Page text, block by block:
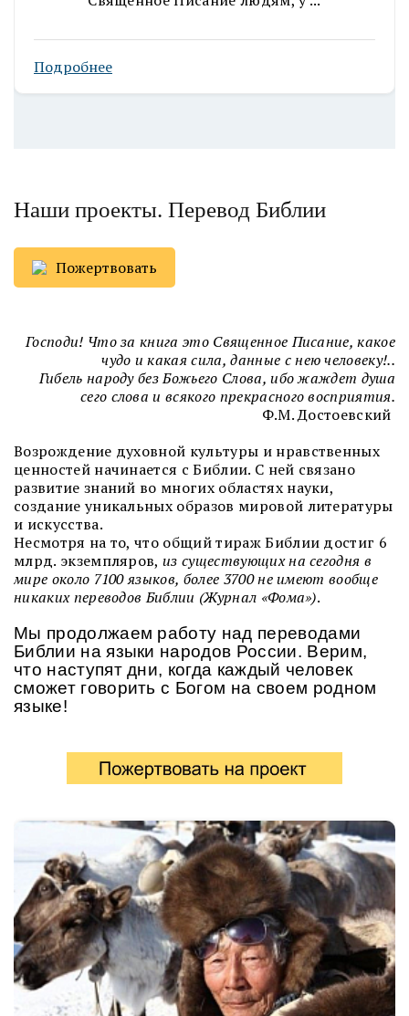
Подробнее
Наши проекты. Перевод Библии
Пожертвовать
Господи! Что за книга это Священное Писание, какое
чудо и какая сила, данные с нею человеку!..
Гибель народу без Божьего Слова, ибо жаждет душа
сего слова и всякого прекрасного восприятия.
Ф.М. Достоевский
Возрождение духовной культуры и нравственных
ценностей начинается с Библии. С ней связано
развитие знаний во многих областях науки,
создание уникальных образов мировой литературы
и искусства.
Несмотря на то, что общий тираж Библии достиг 6
млрд. экземпляров,из существующих на сегодня в
мире около 7100 языков, более 3700 не имеют вообще
никаких переводов Библии (Журнал «Фома»).
Мы продолжаем работу над переводами
Библии на языки народов России. Верим,
что наступят дни, когда каждый человек
сможет говорить с Богом на своем родном
языке!